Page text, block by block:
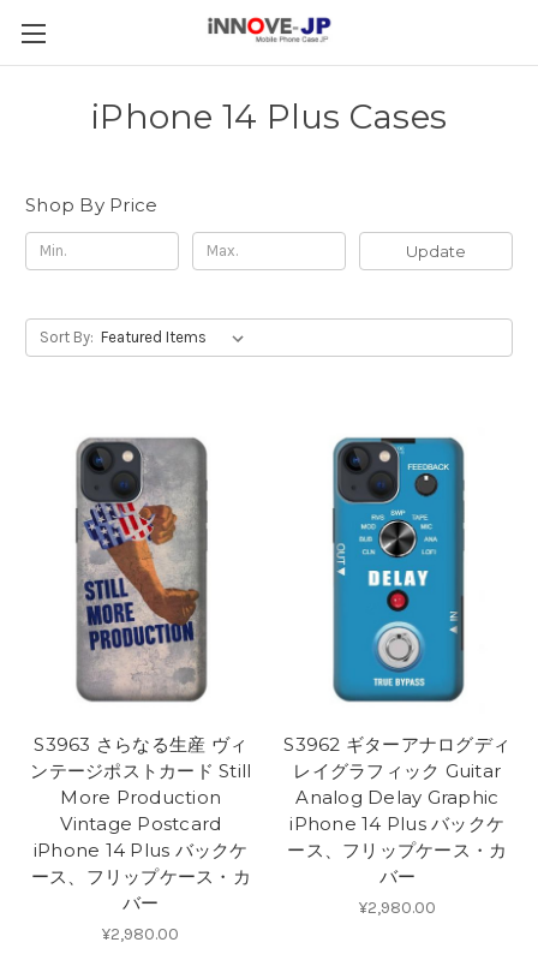
iPhone 14 Plus Cases
Shop By Price
Update
Sort By:
S3963 さらなる生産 ヴィ
ンテージポストカード Still
More Production
Vintage Postcard
iPhone 14 Plus バックケ
ース、フリップケース・カ
バー
¥2,980.00
S3962 ギターアナログディ
レイグラフィック Guitar
Analog Delay Graphic
iPhone 14 Plus バックケ
ース、フリップケース・カ
バー
¥2,980.00